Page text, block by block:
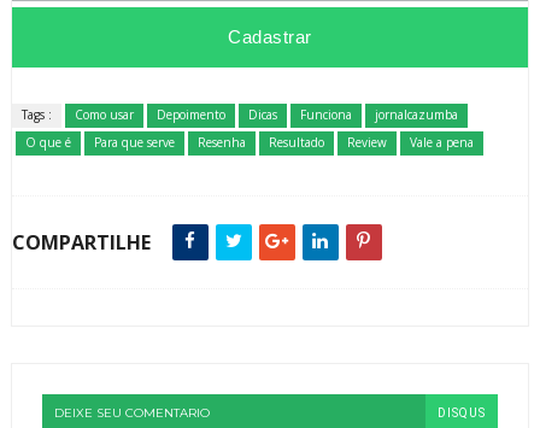
Tags : Como usar Depoimento Dicas Funciona
jornalcazumba
O que é
Para que serve Resenha Resultado Review Vale a pena
COMPARTILHE
DEIXE SEU COMENTARIO DISQUS